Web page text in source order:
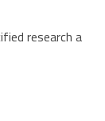
research a